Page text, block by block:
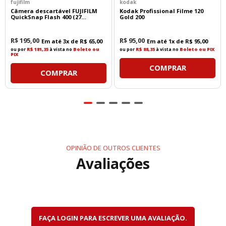
Nitidez excepcional do centro às bordas
Reprodução precisa de cores
Excelente controle de aberrações cromáticas
Bokeh suave e natural
Sua qualidade de imagem é reconhecida tanto para
fotografia macro quanto para retratos.
A objetiva proporcionaampliação máxima de 1:1
permitindo registrar pequenos objetos em
Flores
Insetos
fujifilm
Câmera descartável FUJIFILM
QuickSnap Flash 400 (27
R$195,00 Em até 3x de R$ 65,00
ou por R$ 181,35à vista no Boleto ou
PIX
COMPRAR
kodak
Kodak Profissional Filme 120
Gold 200
R$ 95,00 Em até 1x de R$ 95,00
ou por R$ 88,35à vista no Boleto ou PIX
COMPRAR
OPINIÃO DE OUTROS CLIENTES
Avaliações
FAÇA LOGIN PARA ESCREVER UMA AVALIAÇÃO.